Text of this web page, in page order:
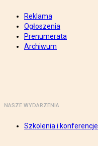
Reklama
Ogłoszenia
Prenumerata
Archiwum
NASZE WYDARZENIA
Szkolenia i konferencje